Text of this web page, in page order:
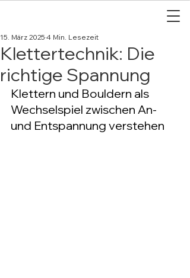
Klettertechnik: Die
richtige Spannung
15. März 2025 4 Min. Lesezeit
Klettern und Bouldern als
Wechselspiel zwischen An-
und Entspannung verstehen